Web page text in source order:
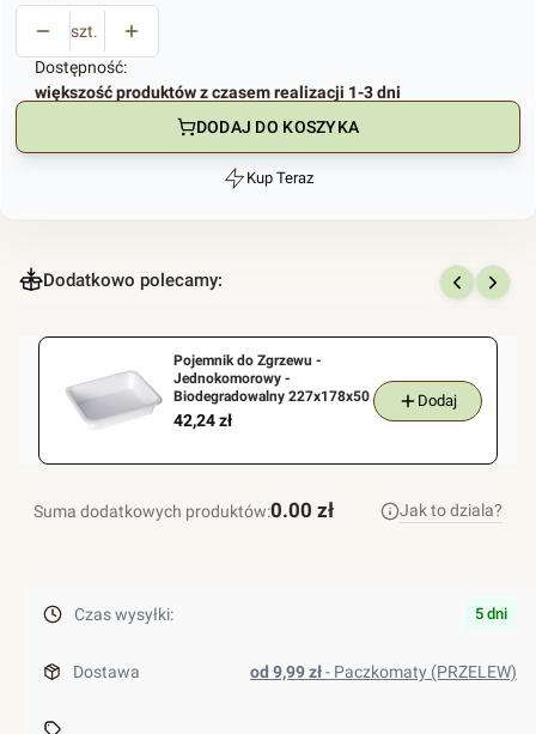
szt.
Dostępność:
większość produktów z czasem realizacji 1-3 dni
DODAJ DO KOSZYKA
Szybki
do
kubka
jednorazowego
-
Kup Teraz
Dodatkowo polecamy:
Pojemnik do Zgrzewu -
Jednokomorowy -
Biodegradowalny 227x178x50
Cena
42,24 zł
Dodaj
Suma dodatkowych produktów:0.00 zł Jak to dziala?
Czas wysyłki: 5 dni
Dostawa od 9,99 zł - Paczkomaty (PRZELEW)